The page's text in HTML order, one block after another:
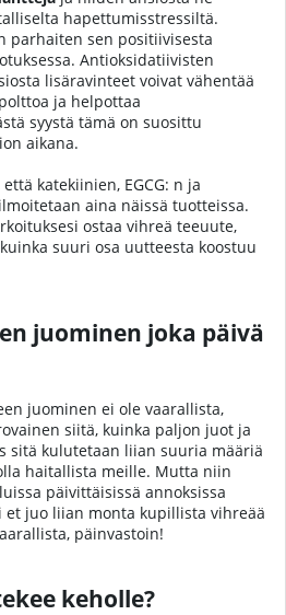
hapettumisstressiltä.
parhaiten sen positiivisesta
Antioksidatiivisten
lisäravinteet voivat vähentää
ja helpottaa
syystä tämä on suosittu
aikana.
katekiinien, EGCG: n ja
aina näissä tuotteissa.
ostaa vihreä teeuute,
suuri osa uutteesta koostuu
juominen joka päivä
juominen ei ole vaarallista,
siitä, kuinka paljon juot ja
sitä kulutetaan liian suuria määriä
haitallista meille. Mutta niin
päivittäisissä annoksissa
juo liian monta kupillista vihreää
päinvastoin!
keholle?